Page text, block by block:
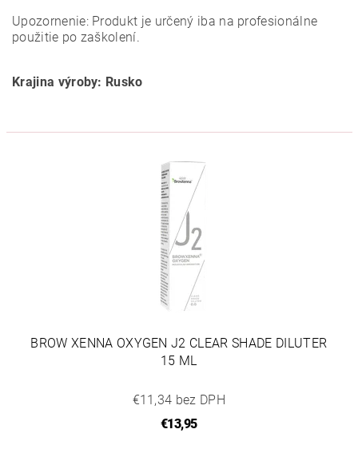
Upozornenie: Produkt je určený iba na profesionálne
použitie po zaškolení.
Krajina výroby: Rusko
BROW XENNA OXYGEN J2 CLEAR SHADE DILUTER
15 ML
€11,34 bez DPH
€13,95